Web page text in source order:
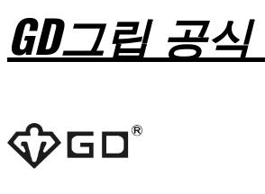
GD그립 공